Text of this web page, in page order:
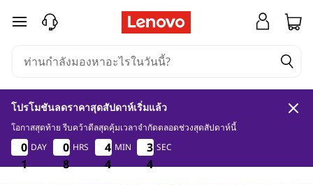
จุ
ป
ร
ะ
ข้ามไปที่เนื้อหาหลัก
โปรโมชันลดราคาสุดสัปดาห์เริ่มแล้ว
โอกาสสุดท้าย รีบคว้าดีลสุดคุ้มเวลาจำกัดตลอดช่วงสุดสัปดาห์นี้
0
1
0
1
0
1
0
1
DAY
0
8
0
8
0
8
0
8
HRS
4
4
4
4
4
4
4
4
MIN 3
4
3
3
3
4
3
3
SEC